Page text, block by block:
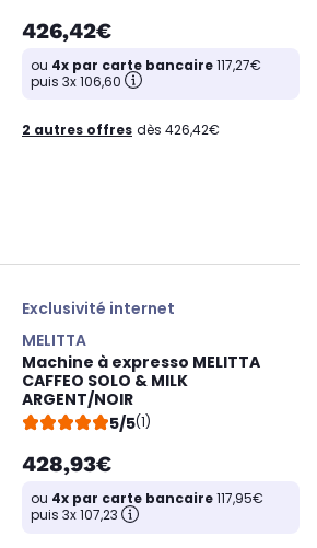
426,42€
ou 4x par carte bancaire117,27€
puis 3x 106,60
2 autres offres dès 426,42€
Exclusivité internet
MELITTA
Machine à expresso MELITTA
CAFFEO SOLO & MILK
ARGENT/NOIR
5/5(1)
428,93€
ou 4x par carte bancaire117,95€
puis 3x 107,23